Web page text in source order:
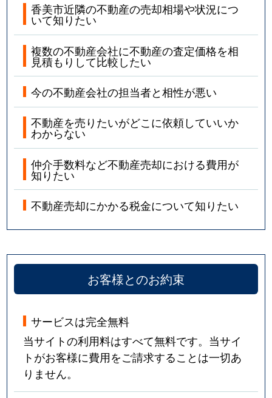
香美市近隣の不動産の売却相場や状況につ
いて知りたい
複数の不動産会社に不動産の査定価格を相
見積もりして比較したい
今の不動産会社の担当者と相性が悪い
不動産を売りたいがどこに依頼していいか
わからない
仲介手数料など不動産売却における費用が
知りたい
不動産売却にかかる税金について知りたい
お客様とのお約束
サービスは完全無料
当サイトの利用料はすべて無料です。当サイ
トがお客様に費用をご請求することは一切あ
りません。